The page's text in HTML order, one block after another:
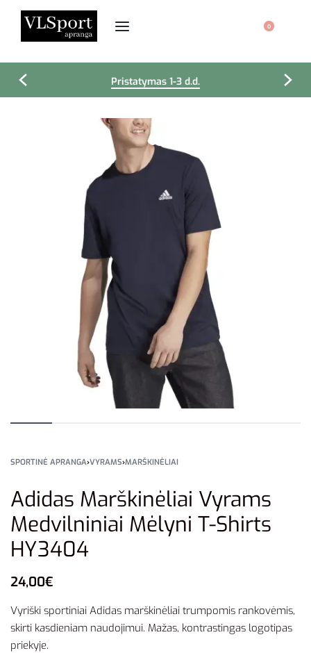
0
Pristatymas 1-3 d.d.
SPORTINĖ APRANGA›VYRAMS›MARŠKINĖLIAI
Adidas Marškinėliai Vyrams
Medvilniniai Mėlyni T-Shirts
HY3404
24,00€
Vyriški sportiniai Adidas marškinėliai trumpomis rankovėmis,
skirti kasdieniam naudojimui. Mažas, kontrastingas logotipas
priekyje.